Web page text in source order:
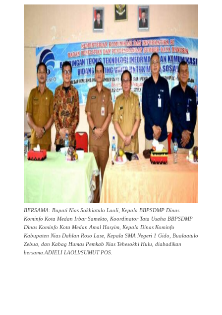
BERSAMA: Bupati Nias Sokhiatulo Laoli, Kepala BBPSDMP Dinas
Kominfo Kota Medan Irbar Samekto, Koordinator Tata Usaha BBPSDMP
Dinas Kominfo Kota Medan Amal Hasyim, Kepala Dinas Kominfo
Kabupaten Nias Dahlan Roso Lase, Kepala SMA Negeri 1 Gido, Bualaatulo
Zebua, dan Kabag Humas Pemkab Nias Tehesokhi Hulu, diabadikan
bersama.ADIELI LAOLI/SUMUT POS.